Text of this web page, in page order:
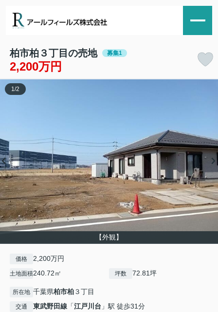
柏市柏３丁目の売地 募集1
2,200万円
【外観】
1 /2
価格 2,200万円
土地面積240.72㎡ 坪数 72.81坪
所在地 千葉県柏市柏３丁目
交通 東武野田線 「江戸川台 」駅 徒歩31分